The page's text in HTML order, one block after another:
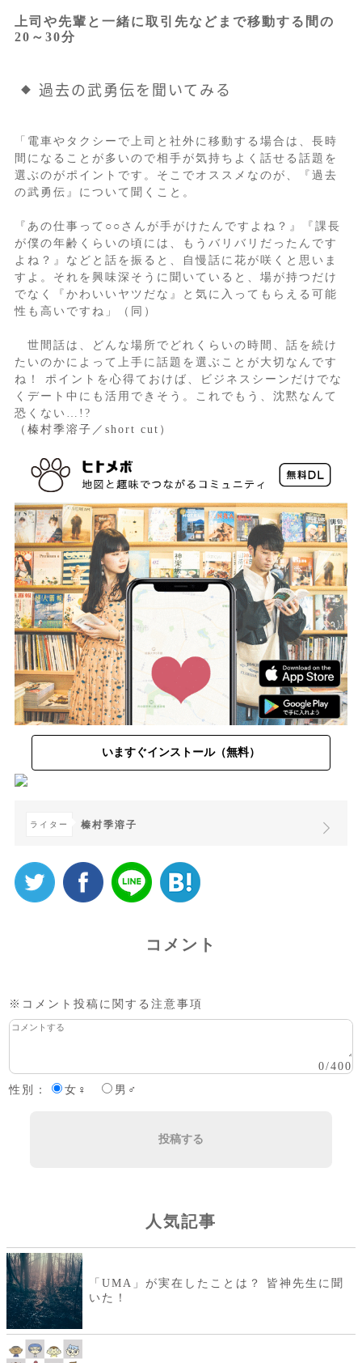
上司や先輩と一緒に取引先などまで移動する間の
20～30分
過去の武勇伝を聞いてみる
「電車やタクシーで上司と社外に移動する場合は、長時
間になることが多いので相手が気持ちよく話せる話題を
選ぶのがポイントです。そこでオススメなのが、『過去
の武勇伝』について聞くこと。
『あの仕事って○○さんが手がけたんですよね？』『課長
が僕の年齢くらいの頃には、もうバリバリだったんです
よね？』などと話を振ると、自慢話に花が咲くと思いま
すよ。それを興味深そうに聞いていると、場が持つだけ
でなく『かわいいヤツだな』と気に入ってもらえる可能
性も高いですね」（同）
世間話は、どんな場所でどれくらいの時間、話を続け
たいのかによって上手に話題を選ぶことが大切なんです
ね！ ポイントを心得ておけば、ビジネスシーンだけでな
くデート中にも活用できそう。これでもう、沈黙なんて
恐くない…!?
（榛村季溶子／short cut）
いますぐインストール（無料）
ライター 榛村季溶子
コメント
※コメント投稿に関する注意事項
0/400
性別：
女♀ 男♂
投稿する
人気記事
「UMA」が実在したことは？ 皆神先生に聞
いた！